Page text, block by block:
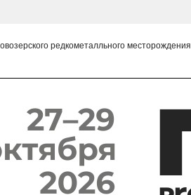
редкометалльного месторождения